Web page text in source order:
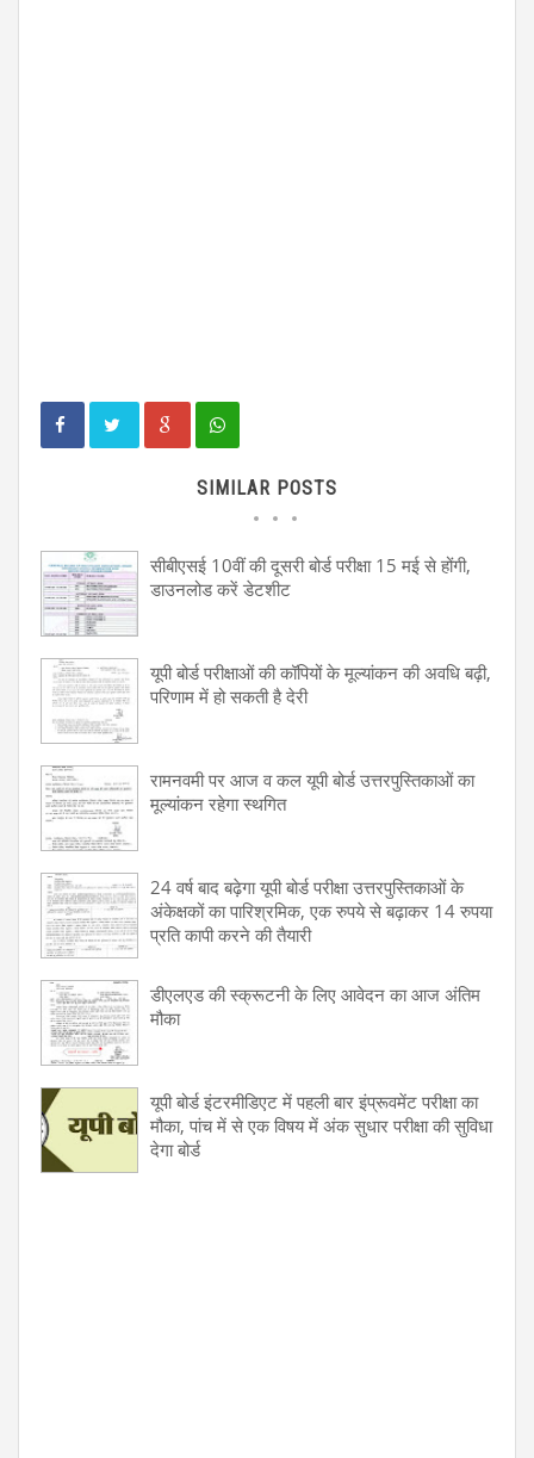
SIMILAR POSTS
सीबीएसई 10वीं की दूसरी बोर्ड परीक्षा 15 मई से होंगी,
डाउनलोड करें डेटशीट
यूपी बोर्ड परीक्षाओं की कॉपियों के मूल्यांकन की अवधि बढ़ी,
परिणाम में हो सकती है देरी
रामनवमी पर आज व कल यूपी बोर्ड उत्तरपुस्तिकाओं का
मूल्यांकन रहेगा स्थगित
24 वर्ष बाद बढ़ेगा यूपी बोर्ड परीक्षा उत्तरपुस्तिकाओं के
अंकेक्षकों का पारिश्रमिक, एक रुपये से बढ़ाकर 14 रुपया
प्रति कापी करने की तैयारी
डीएलएड की स्क्रूटनी के लिए आवेदन का आज अंतिम
मौका
यूपी बोर्ड इंटरमीडिएट में पहली बार इंप्रूवमेंट परीक्षा का
मौका, पांच में से एक विषय में अंक सुधार परीक्षा की सुविधा
देगा बोर्ड